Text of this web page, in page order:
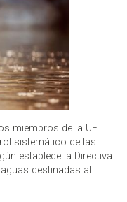
miembros de la UE
sistemático de las
establece la Directiva
destinadas al